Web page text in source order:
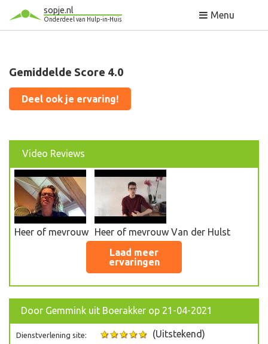
sopje.nl
Onderdeel van Hulp-in-Huis Menu
Gemiddelde Score 4.0
Deel ook je ervaring!
Video Reviews
Heer of mevrouw Heer of mevrouw Van der Hulst
Laad meer
ervaringen
Door Gemmink uit Boerakker op 21-04-2021
Dienstverlening site: (Uitstekend)